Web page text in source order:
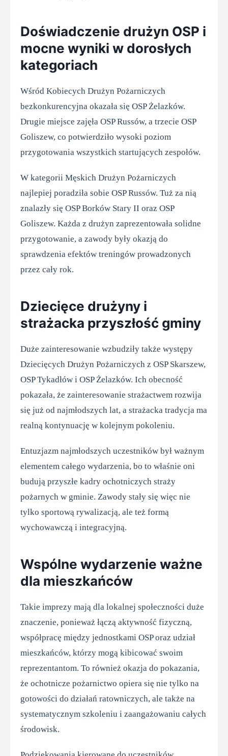
Doświadczenie drużyn OSP i
mocne wyniki w dorosłych
kategoriach
Wśród Kobiecych Drużyn Pożarniczych
bezkonkurencyjna okazała się OSP Żelazków.
Drugie miejsce zajęła OSP Russów, a trzecie OSP
Goliszew, co potwierdziło wysoki poziom
przygotowania wszystkich startujących zespołów.
W kategorii Męskich Drużyn Pożarniczych
najlepiej poradziła sobie OSP Russów. Tuż za nią
znalazły się OSP Borków Stary II oraz OSP
Goliszew. Każda z drużyn zaprezentowała solidne
przygotowanie, a zawody były okazją do
sprawdzenia efektów treningów prowadzonych
przez cały rok.
Dziecięce drużyny i
strażacka przyszłość gminy
Duże zainteresowanie wzbudziły także występy
Dziecięcych Drużyn Pożarniczych z OSP Skarszew,
OSP Tykadłów i OSP Żelazków. Ich obecność
pokazała, że zainteresowanie strażactwem rozwija
się już od najmłodszych lat, a strażacka tradycja ma
realną kontynuację w kolejnym pokoleniu.
Entuzjazm najmłodszych uczestników był ważnym
elementem całego wydarzenia, bo to właśnie oni
budują przyszłe kadry ochotniczych straży
pożarnych w gminie. Zawody stały się więc nie
tylko sportową rywalizacją, ale też formą
wychowawczą i integracyjną.
Wspólne wydarzenie ważne
dla mieszkańców
Takie imprezy mają dla lokalnej społeczności duże
znaczenie, ponieważ łączą aktywność fizyczną,
współpracę między jednostkami OSP oraz udział
mieszkańców, którzy mogą kibicować swoim
reprezentantom. To również okazja do pokazania,
że ochotnicze pożarnictwo opiera się nie tylko na
gotowości do działań ratowniczych, ale także na
systematycznym szkoleniu i zaangażowaniu całych
środowisk.